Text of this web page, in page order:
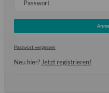
Passwort
Passwort vergessen
Neu hier? Jetzt registrieren!